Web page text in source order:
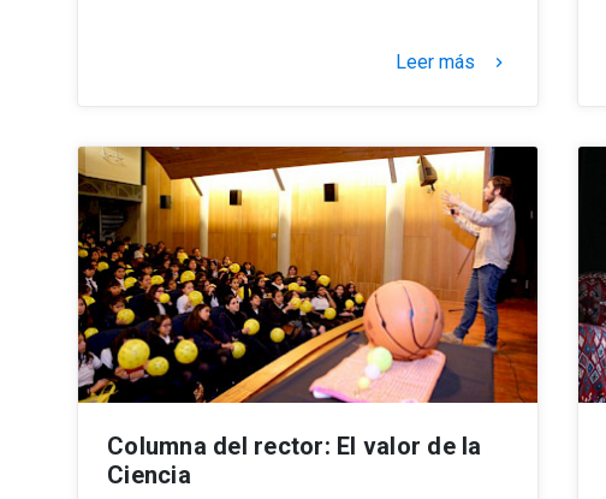
Leer más keyboard_arrow_right
Columna del rector: El valor de la
Ciencia